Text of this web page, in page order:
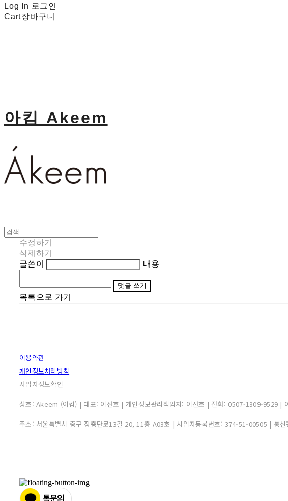
Log In 로그인
Cart장바구니
아킴 Akeem
수정하기
삭제하기
글쓴이
내용
댓글 쓰기
목록으로 가기
이용약관
개인정보처리방침
사업자정보확인
상호: Akeem (아킴) | 대표: 이선호 | 개인정보관리책임자: 이선호 | 전화: 0507-1309-9529
주소: 서울특별시 중구 장충단로13길 20, 11층 A03호 | 사업자등록번호: 374-51-00505 | 통신